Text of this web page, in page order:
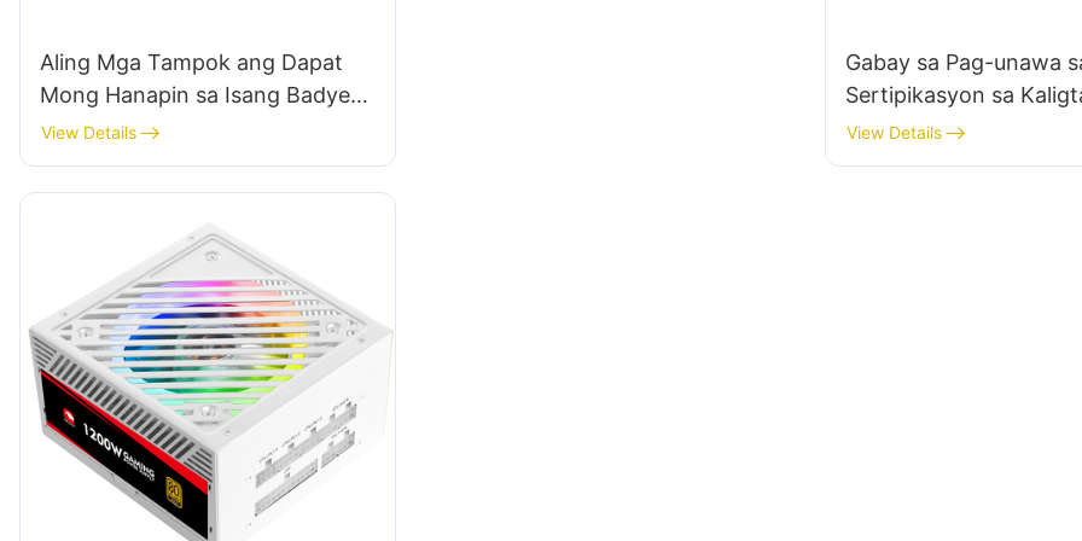
Aling Mga Tampok ang Dapat
Mong Hanapin sa Isang Badyet -
Friendly Gaming PC Case?
View Details
Gabay sa Pag-unawa
Sertipikasyon sa
Mga Power Supplies ng
View Details